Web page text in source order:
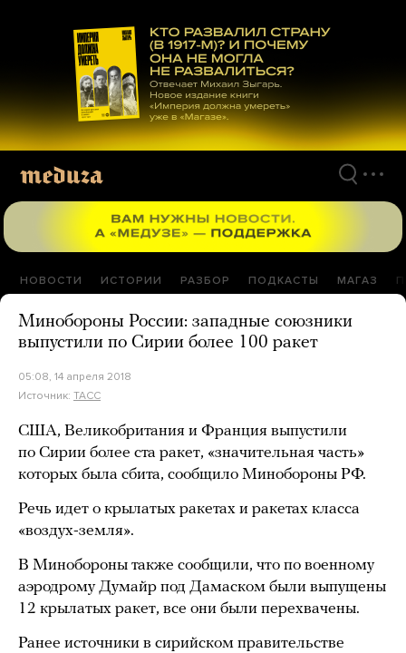
материалам
НОВОСТИ ИСТОРИИ РАЗБОР ПОДКАСТЫ МАГАЗ
Минобороны России: западные союзники
выпустили по Сирии более 100 ракет
05:08, 14 апреля 2018
Источник: ТАСС
США, Великобритания и Франция выпустили
по Сирии более ста ракет, «значительная часть»
которых была сбита, сообщило Минобороны РФ.
Речь идет о крылатых ракетах и ракетах класса
«воздух-земля».
В Минобороны также сообщили, что по военному
аэродрому Думайр под Дамаском были выпущены
12 крылатых ракет, все они были перехвачены.
Ранее источники в сирийском правительстве